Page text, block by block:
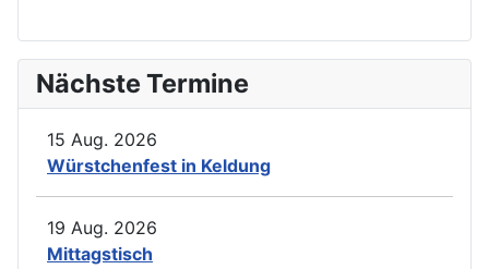
Nächste Termine
15 Aug. 2026
Würstchenfest in Keldung
19 Aug. 2026
Mittagstisch